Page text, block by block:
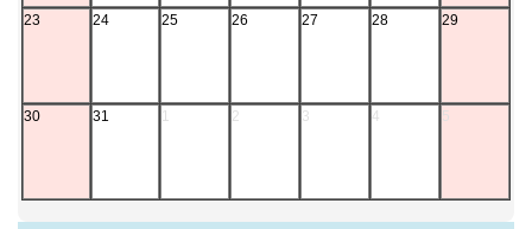
23 24 25 26 27 28 29
30 31 1 2 3 4 5